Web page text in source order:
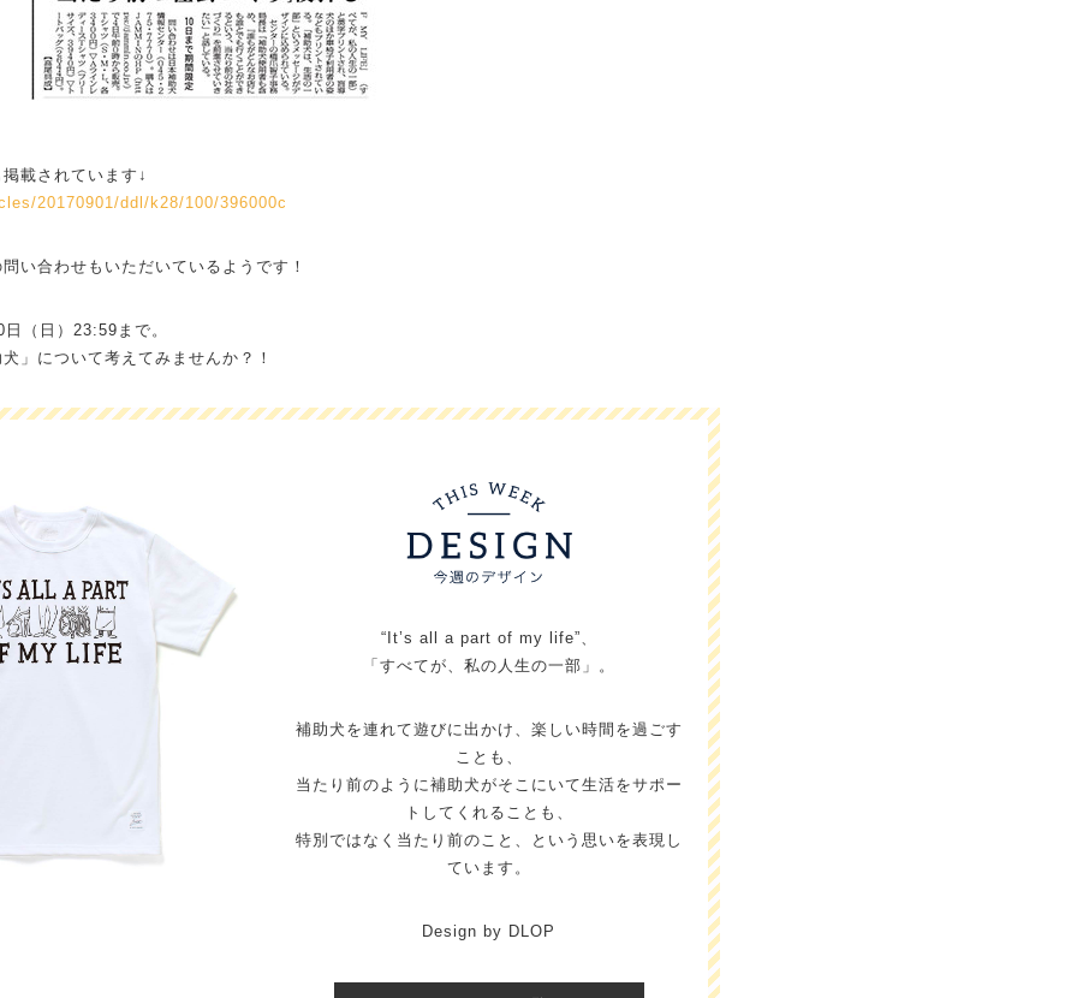
載されています↓
20170901/ddl/k28/100/396000c
い合わせもいただいているようです！
（日）23:59まで。
」について考えてみませんか？！
“It’s all a part of my life”、
「すべてが、私の人生の一部」。
補助犬を連れて遊びに出かけ、楽しい時間を過ごす
ことも、
当たり前のように補助犬がそこにいて生活をサポー
トしてくれることも、
特別ではなく当たり前のこと、という思いを表現し
ています。
Design by DLOP